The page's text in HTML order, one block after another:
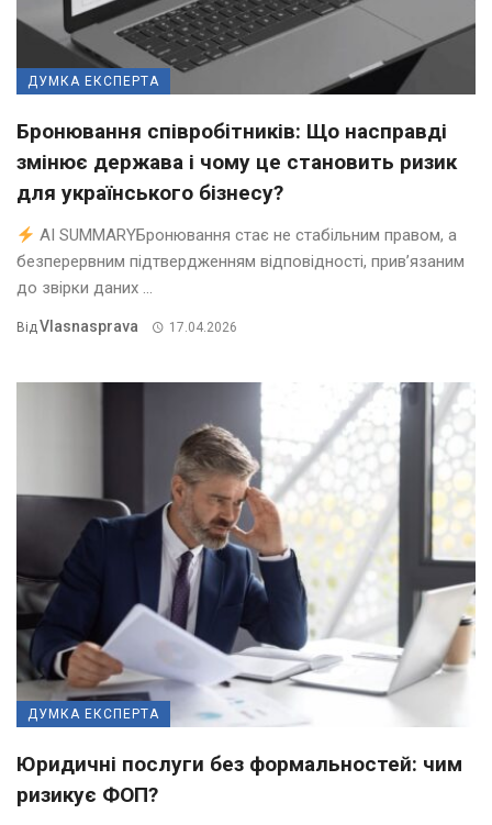
ДУМКА ЕКСПЕРТА
Бронювання співробітників: Що насправді
змінює держава і чому це становить ризик
для українського бізнесу?
AI SUMMARYБронювання стає не стабільним правом, а
безперервним підтвердженням відповідності, прив’язаним
до звірки даних ...
ВідVlasnasprava 17.04.2026
ДУМКА ЕКСПЕРТА
Юридичні послуги без формальностей: чим
ризикує ФОП?